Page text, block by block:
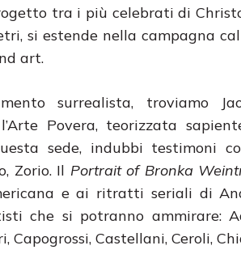
tra i più celebrati di
si estende nella campagna
art.
surrealista, troviamo
Povera, teorizzata
sede, indubbi testimoni
Zorio. Il Portrait of Bronka
e ai ritratti seriali di
che si potranno ammirare:
Capogrossi, Castellani, Ceroli,